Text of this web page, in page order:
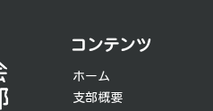
コンテンツ
ホーム
支部概要